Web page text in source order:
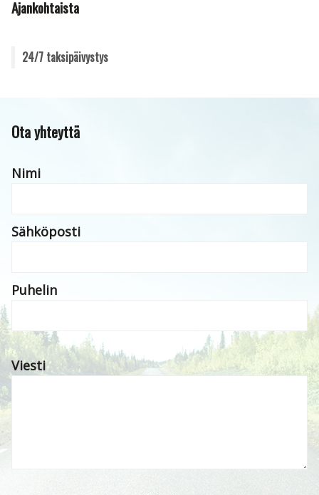
Ajankohtaista
24/7 taksipäivystys
Ota yhteyttä
Nimi
Sähköposti
Puhelin
Viesti